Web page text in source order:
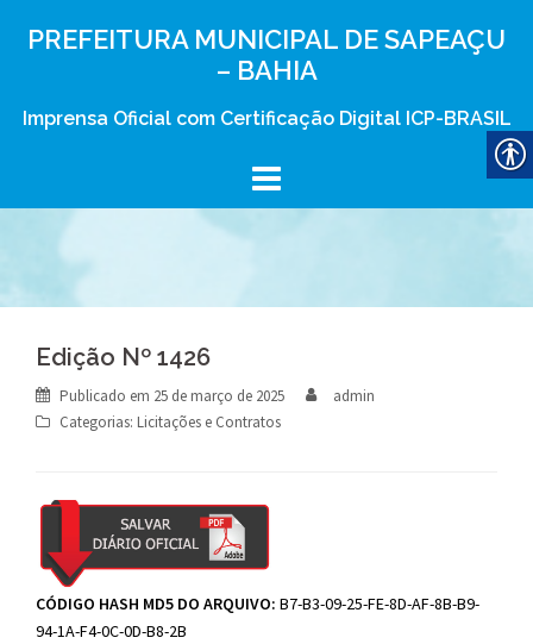
PREFEITURA MUNICIPAL DE SAPEAÇU
– BAHIA
Imprensa Oficial com Certificação Digital ICP-BRASIL
Edição Nº 1426
Publicado em 25 de março de 2025
admin
Categorias: Licitações e Contratos
CÓDIGO HASH MD5 DO ARQUIVO: B7-B3-09-25-FE-8D-AF-8B-B9-
94-1A-F4-0C-0D-B8-2B